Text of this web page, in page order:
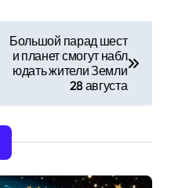
Большой парад шест
и планет смогут набл
юдать жители Земли
28 августа